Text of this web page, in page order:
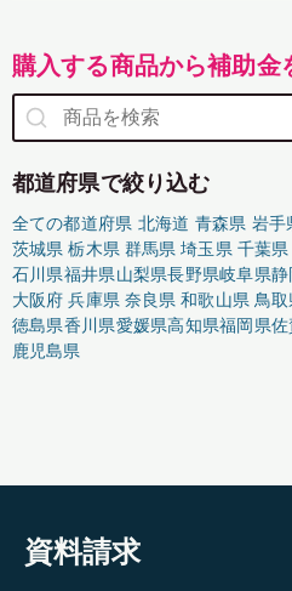
購入する商品から補助金
都道府県で絞り込む
全ての都道府県 北海道 青森県 岩手
茨城県 栃木県 群馬県 埼玉県 千葉県
石川県福井県山梨県長野県岐阜県静
大阪府 兵庫県 奈良県 和歌山県 鳥取
徳島県香川県愛媛県高知県福岡県佐
鹿児島県
資料請求